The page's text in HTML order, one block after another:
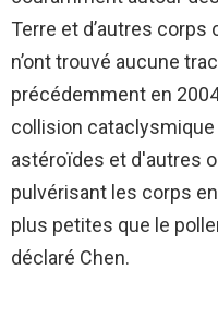
Terre et d’autres
n’ont trouvé aucune
précédemment en
collision
astéroïdes et d'autres
pulvérisant les corps
plus petites que le
déclaré Chen.